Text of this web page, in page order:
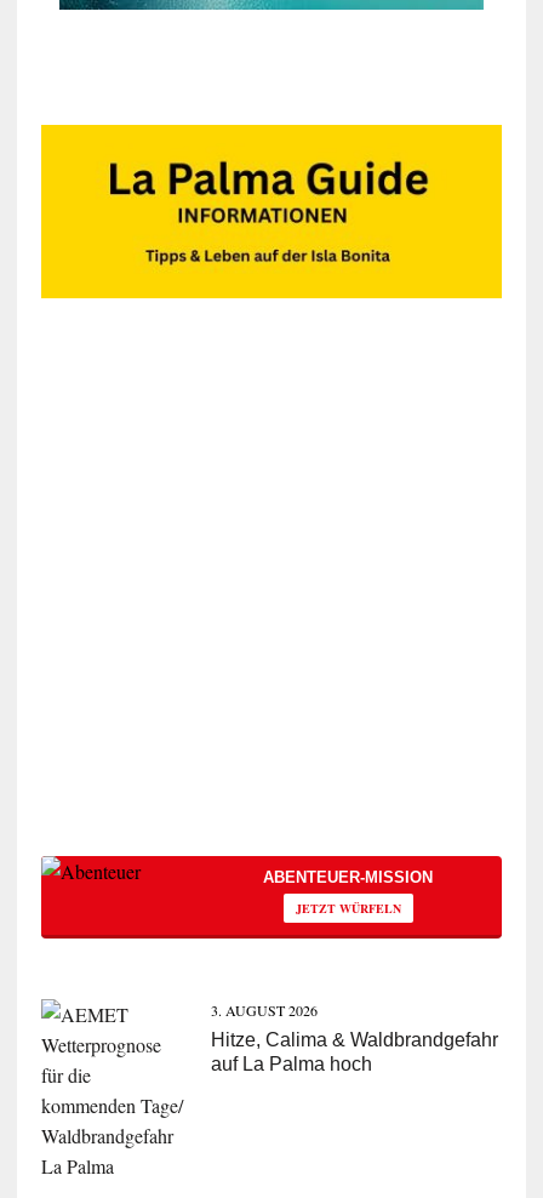
ABENTEUER-MISSION
JETZT WÜRFELN
3. AUGUST 2026
Hitze, Calima & Waldbrandgefahr
auf La Palma hoch